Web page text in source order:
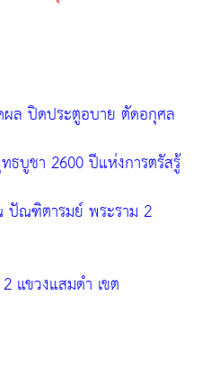
ผล ปิดประตูอบาย ตัดอกุศล
บูชา 2600 ปีแห่งการตรัสรู้
ปัณฑิตารมย์ พระราม 2
แขวงแสมดำ เขต